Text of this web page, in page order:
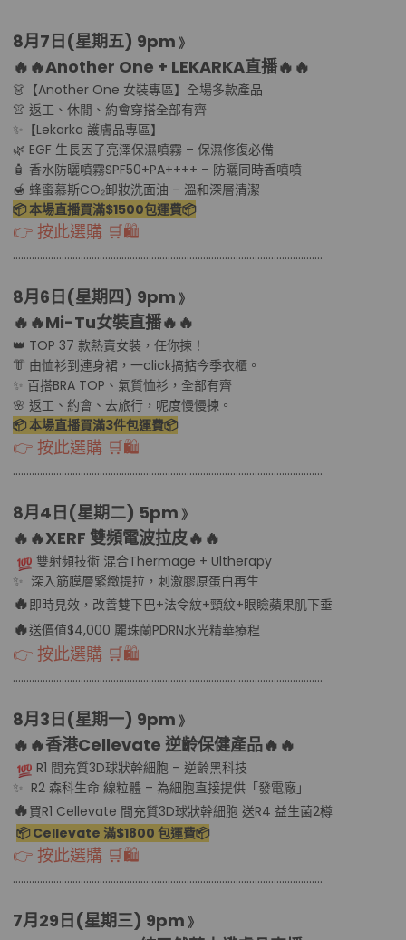
8月7日(星期五) 9pm 》
🔥🔥Another One + LEKARKA直播🔥🔥
👗【Another One 女裝專區】全場多款產品
👚 返工、休閒、約會穿搭全部有齊
✨【Lekarka 護膚品專區】
🌿 EGF 生長因子亮澤保濕噴霧 – 保濕修復必備
🧴 香水防曬噴霧SPF50+PA++++ – 防曬同時香噴噴
🍯 蜂蜜慕斯CO₂卸妝洗面油 – 溫和深層清潔
📦 本場直播買滿$1500包運費📦
👉 按此選購 🛒🛍
………………………………................................………………………………..........
8月6日(星期四) 9pm 》
🔥🔥Mi-Tu女裝直播🔥🔥
👑 TOP 37 款熱賣女裝，任你揀！
👘 由恤衫到連身裙，一click搞掂今季衣櫃。
✨ 百搭BRA TOP、氣質恤衫，全部有齊
🌸 返工、約會、去旅行，呢度慢慢揀。
📦 本場直播買滿3件包運費📦
👉 按此選購 🛒🛍
………………………………................................………………………………..........
8月4日(星期二) 5pm 》
🔥🔥XERF 雙頻電波拉皮🔥🔥
雙射頻技術 混合Thermage + Ultherapy
✨ 深入筋膜層緊緻提拉，刺激膠原蛋白再生
🔥即時見效，改善雙下巴+法令紋+頸紋+眼瞼蘋果肌下垂
🔥送價值$4,000 麗珠蘭PDRN水光精華療程
👉 按此選購 🛒🛍
………………………………................................………………………………..........
8月3日(星期一) 9pm 》
🔥🔥香港Cellevate 逆齡保健產品🔥🔥
R1 間充質3D球狀幹細胞 – 逆齡黑科技
✨ R2 森科生命 線粒體 – 為細胞直接提供「發電廠」
🔥買R1 Cellevate 間充質3D球狀幹細胞 送R4 益生菌2樽
📦 Cellevate 滿$1800 包運費📦
👉 按此選購 🛒🛍
………………………………................................………………………………..........
7月29日(星期三) 9pm 》